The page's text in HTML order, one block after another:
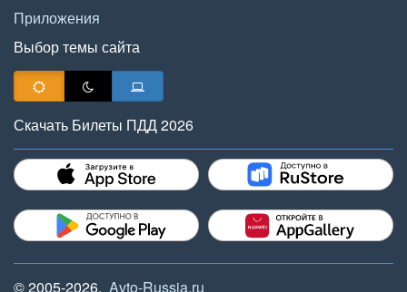
Приложения
Выбор темы сайта
Скачать Билеты ПДД 2026
© 2005-2026, Avto-Russia.ru